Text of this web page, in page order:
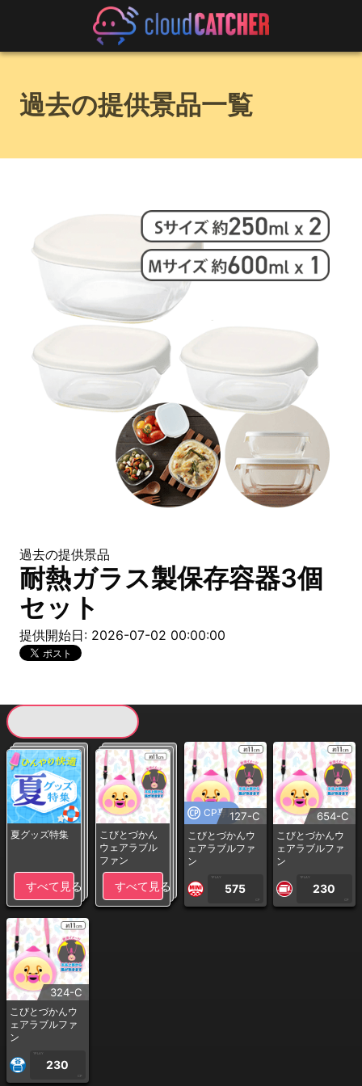
過去の提供景品一覧
過去の提供景品
耐熱ガラス製保存容器3個
セット
提供開始日: 2026-07-02 00:00:00
夏グッズ特集
すべて見る
こびとづかん
ウェアラブル
ファン
すべて見る
CP専用127-C
こびとづかんウ
ェアラブルファ
ン
1PLAY
575
CP
654-C
こびとづかんウ
ェアラブルファ
ン
1PLAY
230
CP
324-C
こびとづかんウ
ェアラブルファ
ン
1PLAY
230
CP